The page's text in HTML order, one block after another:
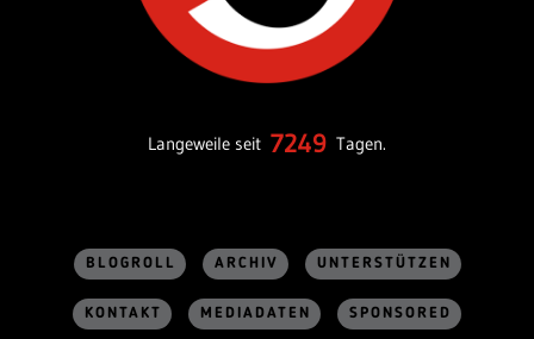
Langeweile seit 7249 Tagen.
BLOGROLL ARCHIV UNTERSTÜTZEN
KONTAKT MEDIADATEN SPONSORED